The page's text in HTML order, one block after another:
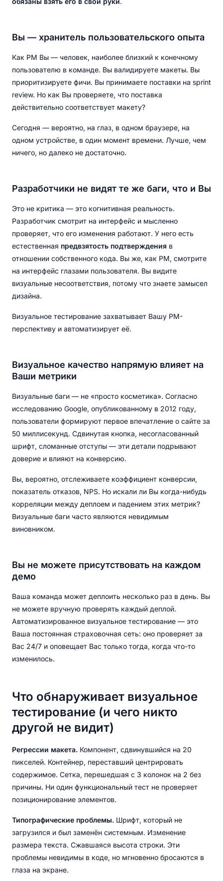
Вы — хранитель пользовательского опыта
Как PM Вы — человек, наиболее близкий к конечному
пользователю в команде. Вы валидируете макеты. Вы
приоритизируете фичи. Вы принимаете поставки на sprint
review. Но как Вы проверяете, что поставка
действительно соответствует макету?
Сегодня — вероятно, на глаз, в одном браузере, на
одном устройстве, в один момент времени. Лучше, чем
ничего, но далеко не достаточно.
Разработчики не видят те же баги, что и Вы
Это не критика — это когнитивная реальность.
Разработчик смотрит на интерфейс и мысленно
проверяет, что его изменения работают. У него есть
естественная предвзятость подтверждения в
отношении собственного кода. Вы же, как PM, смотрите
на интерфейс глазами пользователя. Вы видите
визуальные несоответствия, потому что знаете замысел
дизайна.
Визуальное тестирование захватывает Вашу PM-
перспективу и автоматизирует её.
Визуальное качество напрямую влияет на
Ваши метрики
Визуальные баги — не «просто косметика». Согласно
исследованию Google, опубликованному в 2012 году,
пользователи формируют первое впечатление о сайте за
50 миллисекунд. Сдвинутая кнопка, несогласованный
шрифт, сломанные отступы — эти детали подрывают
доверие и влияют на конверсию.
Вы, вероятно, отслеживаете коэффициент конверсии,
показатель отказов, NPS. Но искали ли Вы когда-нибудь
корреляции между деплоем и падением этих метрик?
Визуальные баги часто являются невидимым
виновником.
Вы не можете присутствовать на каждом
демо
Ваша команда может деплоить несколько раз в день. Вы
не можете вручную проверять каждый деплой.
Автоматизированное визуальное тестирование — это
Ваша постоянная страховочная сеть: оно проверяет за
Вас 24/7 и оповещает Вас только тогда, когда что-то
изменилось.
Что обнаруживает визуальное
тестирование (и чего никто
другой не видит)
Регрессии макета. Компонент, сдвинувшийся на 20
пикселей. Контейнер, переставший центрировать
содержимое. Сетка, перешедшая с 3 колонок на 2 без
причины. Ни один функциональный тест не проверяет
позиционирование элементов.
Типографические проблемы. Шрифт, который не
загрузился и был заменён системным. Изменение
размера текста. Сжавшаяся высота строки. Эти
проблемы невидимы в коде, но мгновенно бросаются в
глаза на экране.